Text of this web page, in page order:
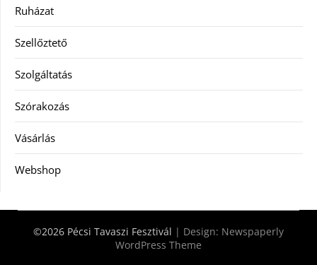
Ruházat
Szellőztető
Szolgáltatás
Szórakozás
Vásárlás
Webshop
©2026 Pécsi Tavaszi Fesztivál | Design: Newspaperly
WordPress Theme